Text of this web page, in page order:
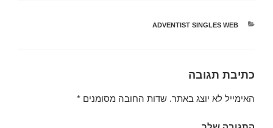
קטגוריות
ADVENTIST SINGLES WEB
כתיבת תגובה
האימייל לא יוצג באתר. שדות החובה מסומנים *